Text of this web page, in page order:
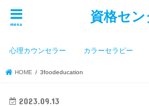
資格セン
menu
心理カウンセラー カラーセラピー
HOME 3foodeducation
2023.09.13